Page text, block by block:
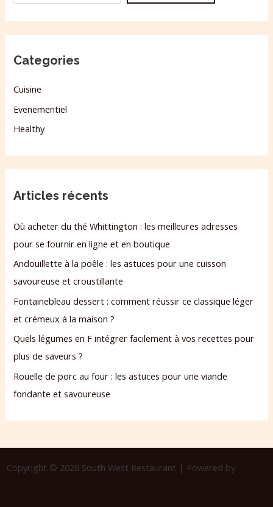
Categories
Cuisine
Evenementiel
Healthy
Articles récents
Où acheter du thé Whittington : les meilleures adresses
pour se fournir en ligne et en boutique
Andouillette à la poêle : les astuces pour une cuisson
savoureuse et croustillante
Fontainebleau dessert : comment réussir ce classique léger
et crémeux à la maison ?
Quels légumes en F intégrer facilement à vos recettes pour
plus de saveurs ?
Rouelle de porc au four : les astuces pour une viande
fondante et savoureuse
Copyright © 2026 South West Restaurant | Powered by